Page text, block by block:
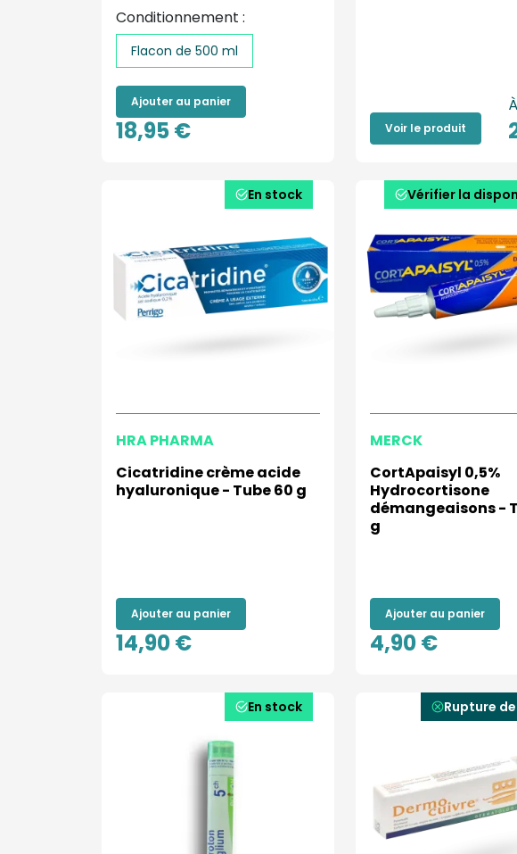
Conditionnement :
Flacon de 500 ml
Ajouter au panier
18,95 € Voir le produit
En stock
HRA PHARMA
Cicatridine crème acide
hyaluronique - Tube 60 g
Ajouter au panier
14,90 €
Vérifier la
MERCK
CortApaisyl 0,5%
Hydrocortisone
démangeaisons -
g
Ajouter au panier
4,90 €
En stock Rupture